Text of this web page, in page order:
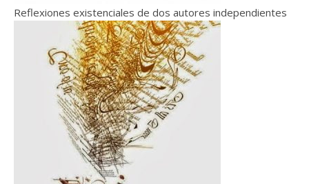
Reflexiones existenciales de dos autores independientes